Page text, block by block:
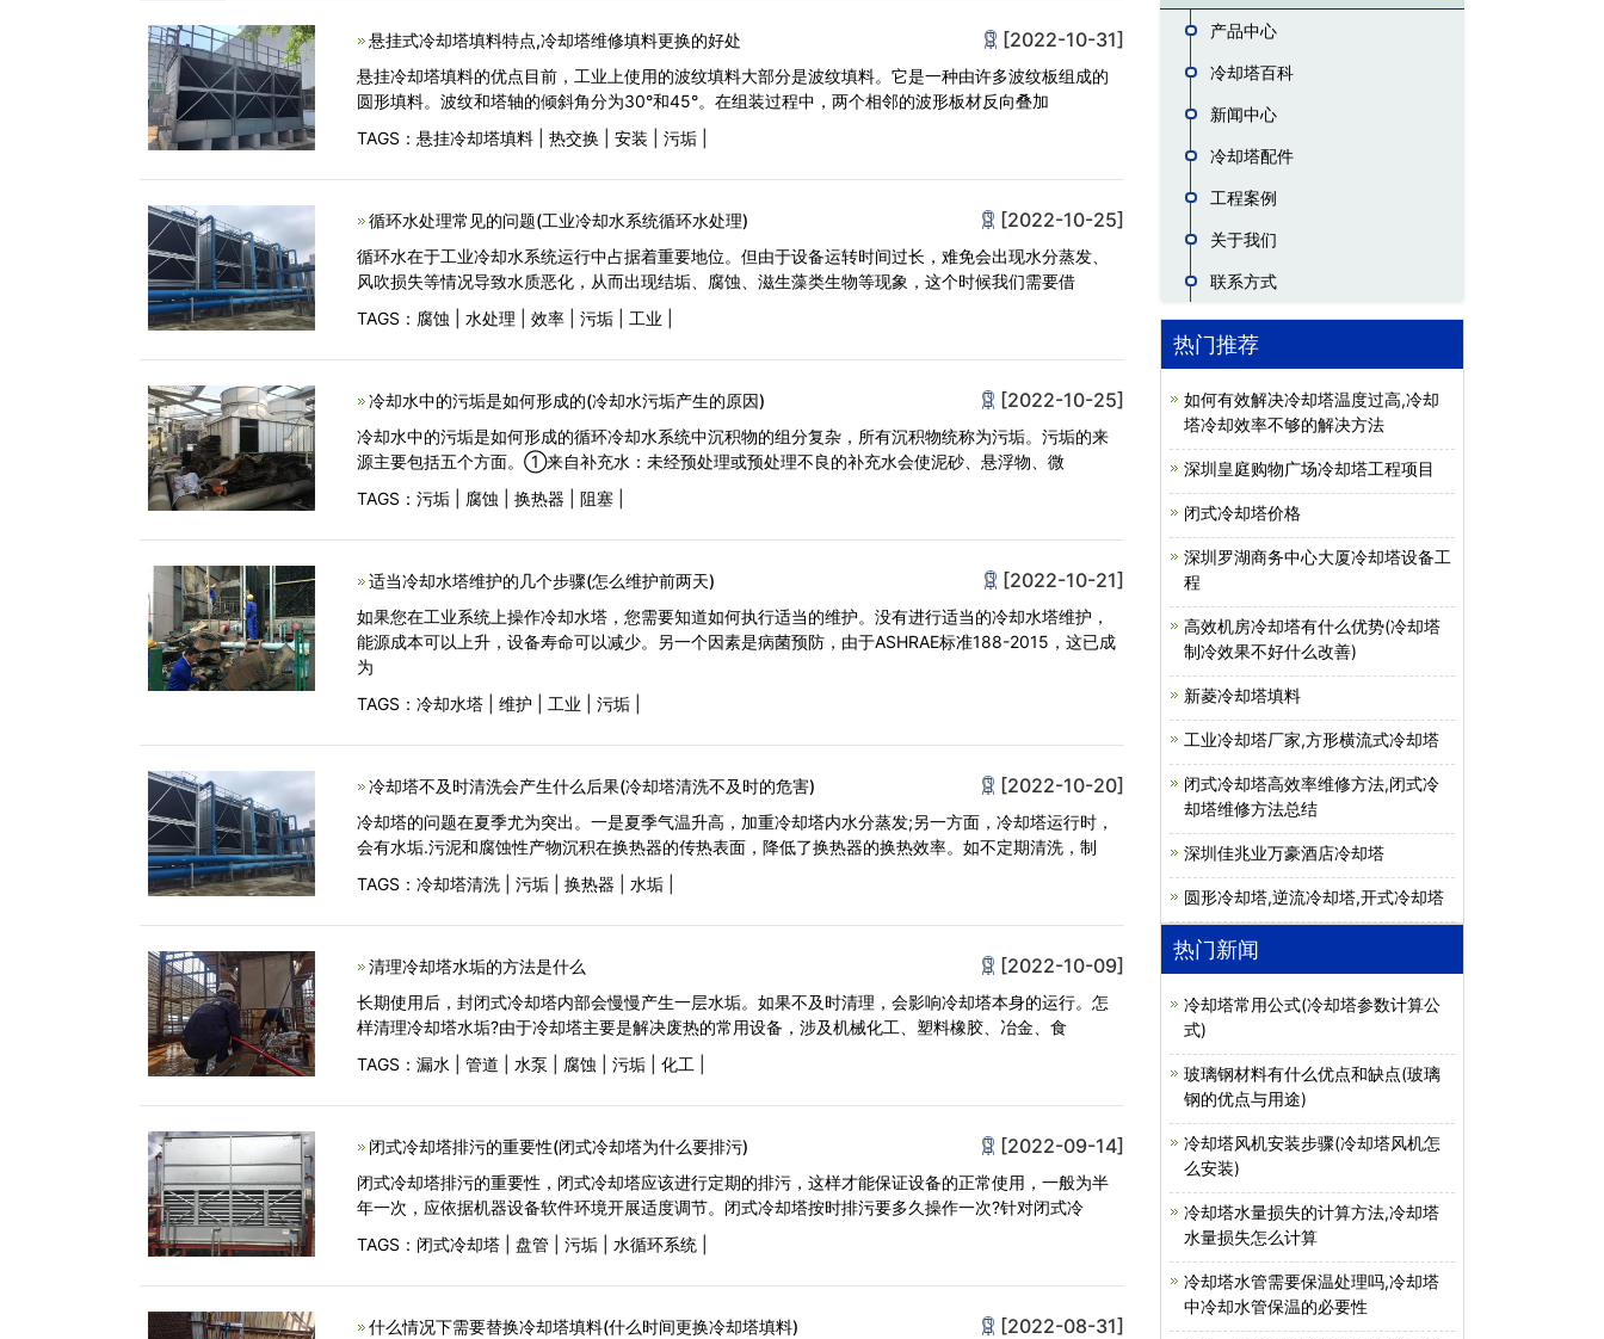
悬挂式冷却塔填料特点,冷却塔维修填料更换的好处 [2022-10-31]
悬挂冷却塔填料的优点目前，工业上使用的波纹填料大部分是波纹填料。它是一种由许多波纹板组成的
圆形填料。波纹和塔轴的倾斜角分为30°和45°。在组装过程中，两个相邻的波形板材反向叠加
TAGS： 悬挂冷却塔填料| 热交换 安装 污垢|
循环水处理常见的问题(工业冷却水系统循环水处理) [2022-10-25]
循环水在于工业冷却水系统运行中占据着重要地位。但由于设备运转时间过长，难免会出现水分蒸发、
风吹损失等情况导致水质恶化，从而出现结垢、腐蚀、滋生藻类生物等现象，这个时候我们需要借
TAGS： 腐蚀 水处理 效率| 污垢| 工业
冷却水中的污垢是如何形成的(冷却水污垢产生的原因) [2022-10-25]
冷却水中的污垢是如何形成的循环冷却水系统中沉积物的组分复杂，所有沉积物统称为污垢。污垢的来
源主要包括五个方面。①来自补充水：未经预处理或预处理不良的补充水会使泥砂、悬浮物、微
TAGS： 污垢| 腐蚀 换热器 阻塞|
适当冷却水塔维护的几个步骤(怎么维护前两天) [2022-10-21]
如果您在工业系统上操作冷却水塔，您需要知道如何执行适当的维护。没有进行适当的冷却水塔维护，
能源成本可以上升，设备寿命可以减少。另一个因素是病菌预防，由于ASHRAE标准188-2015，这已成
为
TAGS： 冷却水塔| 维护 工业 污垢|
冷却塔不及时清洗会产生什么后果(冷却塔清洗不及时的危害) [2022-10-20]
冷却塔的问题在夏季尤为突出。一是夏季气温升高，加重冷却塔内水分蒸发;另一方面，冷却塔运行时，
会有水垢.污泥和腐蚀性产物沉积在换热器的传热表面，降低了换热器的换热效率。如不定期清洗，制
TAGS： 冷却塔清洗| 污垢| 换热器 水垢|
清理冷却塔水垢的方法是什么 [2022-10-09]
长期使用后，封闭式冷却塔内部会慢慢产生一层水垢。如果不及时清理，会影响冷却塔本身的运行。怎
样清理冷却塔水垢?由于冷却塔主要是解决废热的常用设备，涉及机械化工、塑料橡胶、冶金、食
TAGS： 漏水 管道 水泵 腐蚀 污垢| 化工
闭式冷却塔排污的重要性(闭式冷却塔为什么要排污) [2022-09-14]
闭式冷却塔排污的重要性，闭式冷却塔应该进行定期的排污，这样才能保证设备的正常使用，一般为半
年一次，应依据机器设备软件环境开展适度调节。闭式冷却塔按时排污要多久操作一次?针对闭式冷
TAGS： 闭式冷却塔| 盘管 污垢| 水循环系统|
什么情况下需要替换冷却塔填料(什么时间更换冷却塔填料) [2022-08-31]
产品中心
冷却塔百科
新闻中心
冷却塔配件
工程案例
关于我们
联系方式
热门推荐
如何有效解决冷却塔温度过高,冷却
塔冷却效率不够的解决方法
深圳皇庭购物广场冷却塔工程项目
闭式冷却塔价格
深圳罗湖商务中心大厦冷却塔设备工
程
高效机房冷却塔有什么优势(冷却塔
制冷效果不好什么改善)
新菱冷却塔填料
工业冷却塔厂家,方形横流式冷却塔
闭式冷却塔高效率维修方法,闭式冷
却塔维修方法总结
深圳佳兆业万豪酒店冷却塔
圆形冷却塔,逆流冷却塔,开式冷却塔
热门新闻
冷却塔常用公式(冷却塔参数计算公
式)
玻璃钢材料有什么优点和缺点(玻璃
钢的优点与用途)
冷却塔风机安装步骤(冷却塔风机怎
么安装)
冷却塔水量损失的计算方法,冷却塔
水量损失怎么计算
冷却塔水管需要保温处理吗,冷却塔
中冷却水管保温的必要性